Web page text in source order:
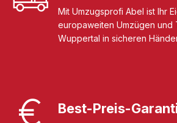
Mit Umzugsprofi Abel ist Ihr
europaweiten Umzügen und
Wuppertal in sicheren
Best-Preis-